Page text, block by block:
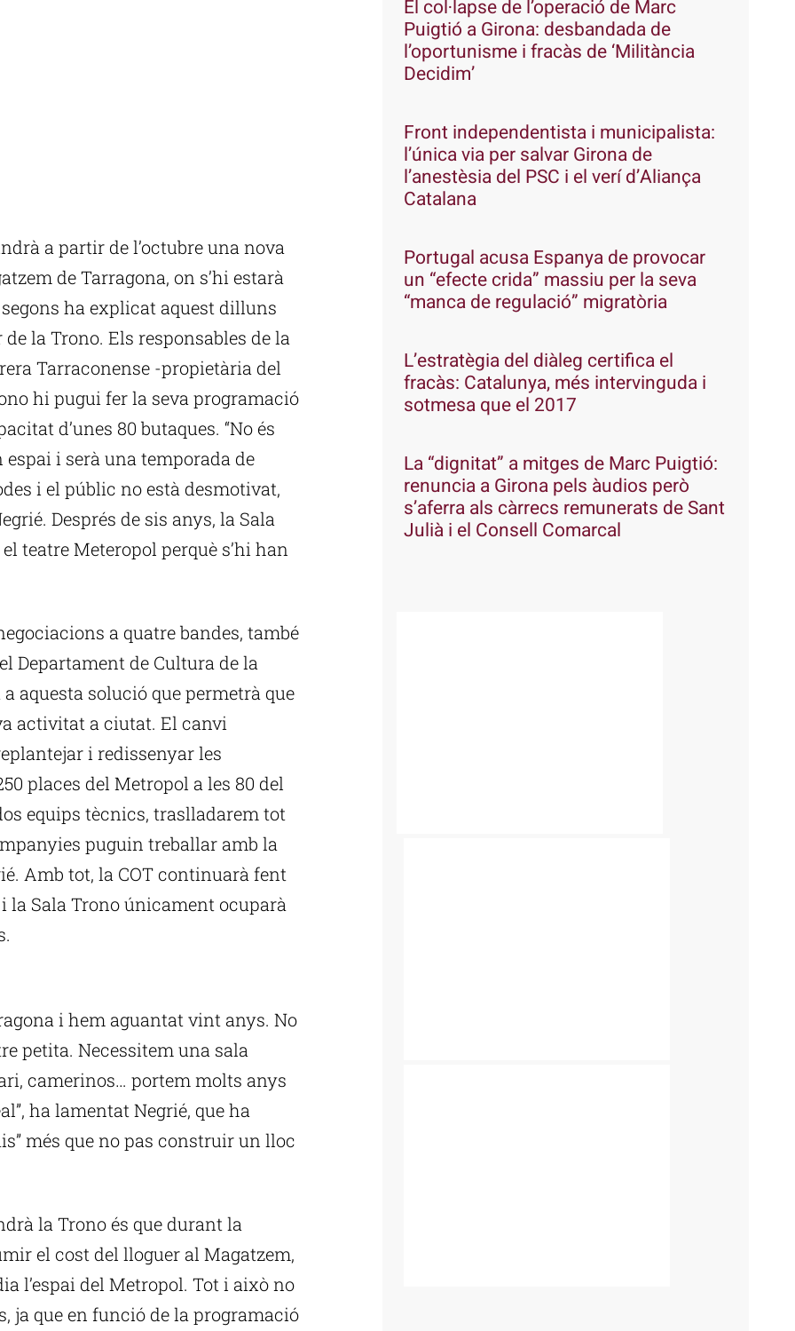
a partir de l’octubre una nova
de Tarragona, on s’hi estarà
ha explicat aquest dilluns
la Trono. Els responsables de la
Tarraconense -propietària del
hi pugui fer la seva programació
d’unes 80 butaques. “No és
i serà una temporada de
i el públic no està desmotivat,
Després de sis anys, la Sala
teatre Meteropol perquè s’hi han
a quatre bandes, també
Departament de Cultura de la
aquesta solució que permetrà que
activitat a ciutat. El canvi
i redissenyar les
places del Metropol a les 80 del
equips tècnics, traslladarem tot
puguin treballar amb la
Amb tot, la COT continuarà fent
Sala Trono únicament ocuparà
i hem aguantat vint anys. No
petita. Necessitem una sala
camerinos… portem molts anys
ha lamentat Negrié, que ha
més que no pas construir un lloc
la Trono és que durant la
el cost del lloguer al Magatzem,
l’espai del Metropol. Tot i això no
ja que en funció de la programació
El col·lapse de l’operació de Marc
Puigtió a Girona: desbandada de
l’oportunisme i fracàs de ‘Militància
Decidim’
Front independentista i municipalista:
l’única via per salvar Girona de
l’anestèsia del PSC i el verí d’Aliança
Catalana
Portugal acusa Espanya de provocar
un “efecte crida” massiu per la seva
“manca de regulació” migratòria
L’estratègia del diàleg certifica el
fracàs: Catalunya, més intervinguda i
sotmesa que el 2017
La “dignitat” a mitges de Marc Puigtió:
renuncia a Girona pels àudios però
s’aferra als càrrecs remunerats de Sant
Julià i el Consell Comarcal